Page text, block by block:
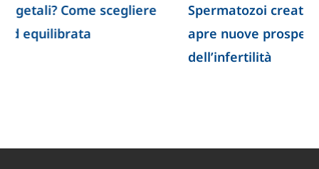
Spermatozoi creati in laboratorio: la ricerca
apre nuove prospettive per lo studio